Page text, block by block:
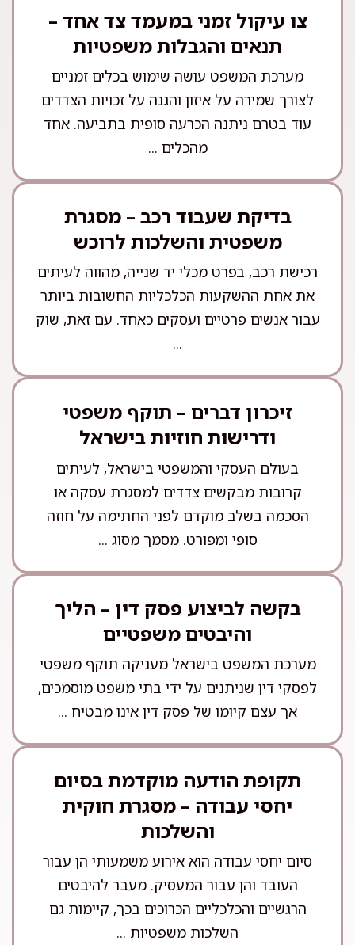
צו עיקול זמני במעמד צד אחד –
תנאים והגבלות משפטיות
מערכת המשפט עושה שימוש בכלים זמניים
לצורך שמירה על איזון והגנה על זכויות הצדדים
עוד בטרם ניתנה הכרעה סופית בתביעה. אחד
מהכלים ...
בדיקת שעבוד רכב – מסגרת
משפטית והשלכות לרוכש
רכישת רכב, בפרט מכלי יד שנייה, מהווה לעיתים
את אחת ההשקעות הכלכליות החשובות ביותר
עבור אנשים פרטיים ועסקים כאחד. עם זאת, שוק
...
זיכרון דברים – תוקף משפטי
ודרישות חוזיות בישראל
בעולם העסקי והמשפטי בישראל, לעיתים
קרובות מבקשים צדדים למסגרת עסקה או
הסכמה בשלב מוקדם לפני החתימה על חוזה
סופי ומפורט. מסמך מסוג ...
בקשה לביצוע פסק דין – הליך
והיבטים משפטיים
מערכת המשפט בישראל מעניקה תוקף משפטי
לפסקי דין שניתנים על ידי בתי משפט מוסמכים,
אך עצם קיומו של פסק דין אינו מבטיח ...
תקופת הודעה מוקדמת בסיום
יחסי עבודה – מסגרת חוקית
והשלכות
סיום יחסי עבודה הוא אירוע משמעותי הן עבור
העובד והן עבור המעסיק. מעבר להיבטים
הרגשיים והכלכליים הכרוכים בכך, קיימות גם
השלכות משפטיות ...